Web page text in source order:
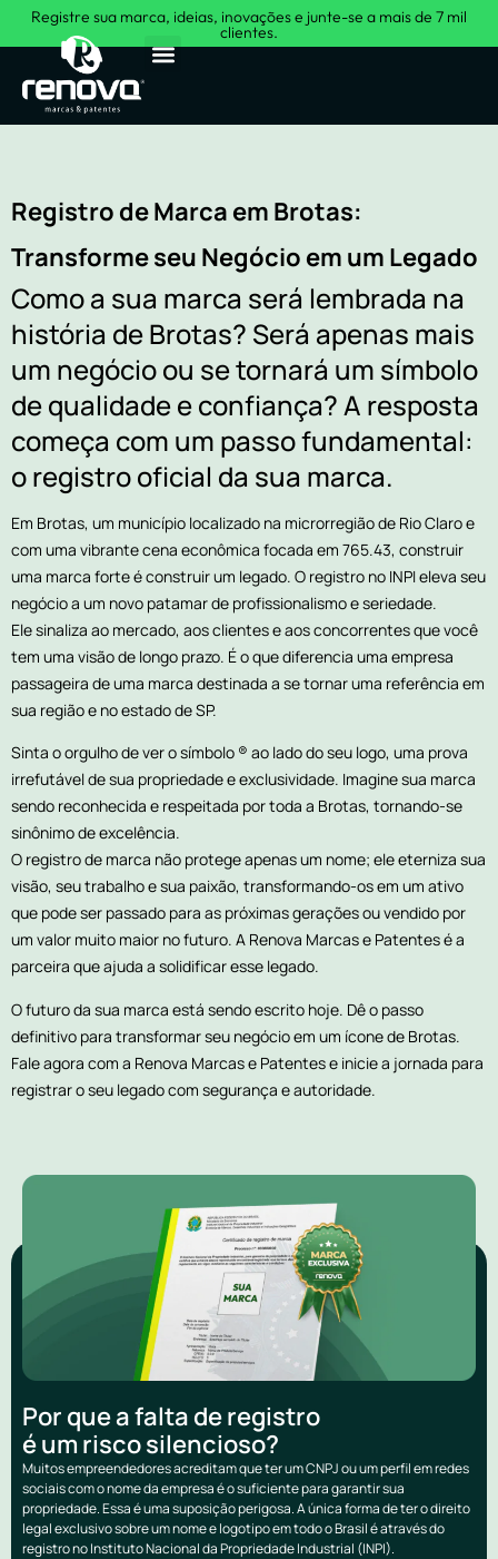
Registre sua marca, ideias, inovações e junte-se a mais de 7 mil
clientes.
Registro de Marca em Brotas:
Transforme seu Negócio em um Legado
Como a sua marca será lembrada na
história de Brotas? Será apenas mais
um negócio ou se tornará um símbolo
de qualidade e confiança? A resposta
começa com um passo fundamental:
o registro oficial da sua marca.
Em Brotas, um município localizado na microrregião de Rio Claro e
com uma vibrante cena econômica focada em 765.43, construir
uma marca forte é construir um legado. O registro no INPI eleva seu
negócio a um novo patamar de profissionalismo e seriedade.
Ele sinaliza ao mercado, aos clientes e aos concorrentes que você
tem uma visão de longo prazo. É o que diferencia uma empresa
passageira de uma marca destinada a se tornar uma referência em
sua região e no estado de SP.
Sinta o orgulho de ver o símbolo ® ao lado do seu logo, uma prova
irrefutável de sua propriedade e exclusividade. Imagine sua marca
sendo reconhecida e respeitada por toda a Brotas, tornando-se
sinônimo de excelência.
O registro de marca não protege apenas um nome; ele eterniza sua
visão, seu trabalho e sua paixão, transformando-os em um ativo
que pode ser passado para as próximas gerações ou vendido por
um valor muito maior no futuro. A Renova Marcas e Patentes é a
parceira que ajuda a solidificar esse legado.
O futuro da sua marca está sendo escrito hoje. Dê o passo
definitivo para transformar seu negócio em um ícone de Brotas.
Fale agora com a Renova Marcas e Patentes e inicie a jornada para
registrar o seu legado com segurança e autoridade.
Por que a falta de registro
é um risco silencioso?
Muitos empreendedores acreditam que ter um CNPJ ou um perfil em redes
sociais com o nome da empresa é o suficiente para garantir sua
propriedade. Essa é uma suposição perigosa. A única forma de ter o direito
legal exclusivo sobre um nome e logotipo em todo o Brasil é através do
registro no Instituto Nacional da Propriedade Industrial (INPI).